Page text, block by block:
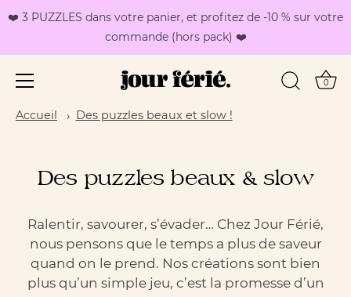
Passer
❤️ 3 PUZZLES dans votre panier, et profitez de -10 % sur votre
commande (hors pack) ❤️
0
Accueil Des puzzles beaux et slow !
Des puzzles beaux & slow
Ralentir, savourer, s’évader… Chez Jour Férié,
nous pensons que le temps a plus de saveur
quand on le prend. Nos créations sont bien
plus qu’un simple jeu, c’est la promesse d’un